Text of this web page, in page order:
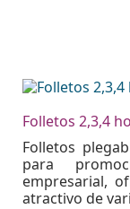
Folletos 2,3,4
Folletos
para
empresarial,
atractivo de